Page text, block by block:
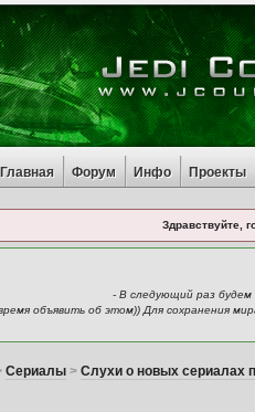
Главная Форум Инфо Проекты
Здравствуйте,
- В следующий раз
объявить об этом)) Для сохранения
Сериалы> Слухи о новых сериалах